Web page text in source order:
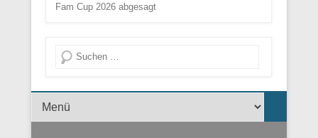
Fam Cup 2026 abgesagt
Suche
Menü der Fußzeile